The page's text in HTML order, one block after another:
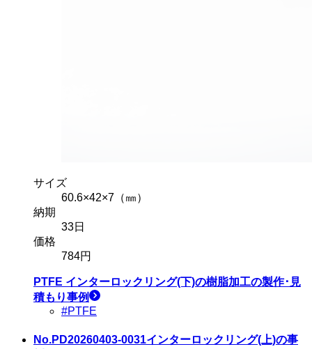
サイズ
60.6×42×7（㎜）
納期
33日
価格
784円
PTFE インターロックリング(下)の樹脂加工の製作･見
積もり事例
#PTFE
No.PD20260403-0031インターロックリング(上)の事